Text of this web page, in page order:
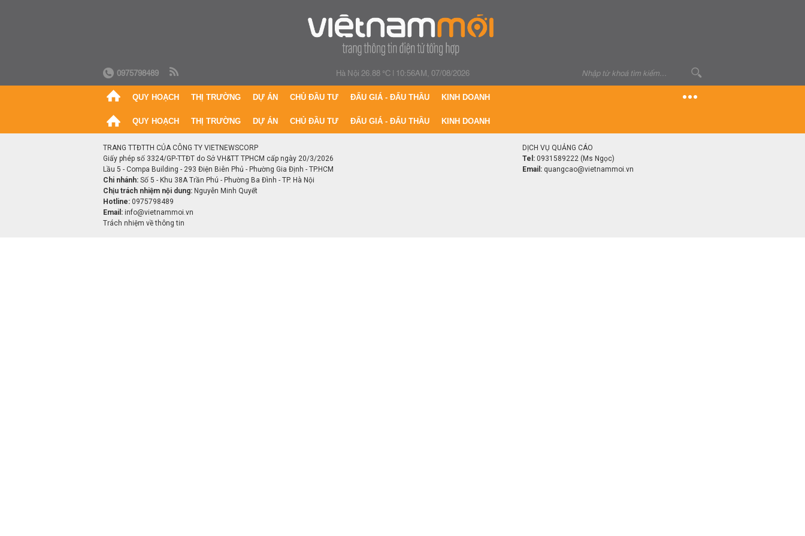
0975798489 Hà Nội 26.88 °C| 10:56AM, 07/08/2026
QUY HOẠCH THỊ TRƯỜNG DỰ ÁN CHỦ ĐẦU TƯ ĐẤU GIÁ - ĐẤU THẦU KINH DOANH
QUY HOẠCH THỊ TRƯỜNG DỰ ÁN CHỦ ĐẦU TƯ ĐẤU GIÁ - ĐẤU THẦU KINH DOANH
TRANG TTĐTTH CỦA CÔNG TY VIETNEWSCORP
Giấy phép số 3324/GP-TTĐT do Sở VH&TT TPHCM cấp ngày 20/3/2026
Lầu 5 - Compa Building - 293 Điện Biên Phủ - Phường Gia Định - TP.HCM
Chi nhánh: Số 5 - Khu 38A Trần Phú - Phường Ba Đình - TP. Hà Nội
Chịu trách nhiệm nội dung: Nguyễn Minh Quyết
Hotline: 0975798489
Email: info@vietnammoi.vn
Trách nhiệm về thông tin
DỊCH VỤ QUẢNG CÁO
Tel: 0931589222 (Ms Ngọc)
Email: quangcao@vietnammoi.vn